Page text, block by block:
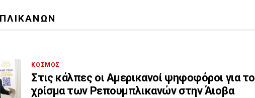
ΚΟΣΜΟΣ
Στις κάλπες οι Αμερικανοί ψηφοφόροι για το
χρίσμα των Ρεπουμπλικανών στην Άιοβα